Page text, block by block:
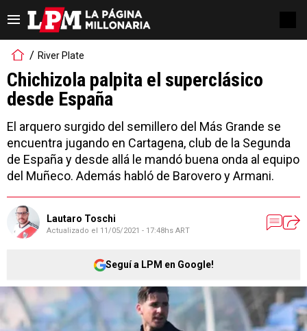
River Plate
Chichizola palpita el superclásico
desde España
El arquero surgido del semillero del Más Grande se
encuentra jugando en Cartagena, club de la Segunda
de España y desde allá le mandó buena onda al equipo
del Muñeco. Además habló de Barovero y Armani.
Lautaro Toschi
Actualizado el 11/05/2021 - 17:48hs ART
Seguí a LPM en Google!